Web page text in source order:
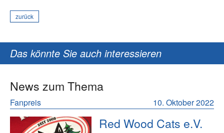
zurück
Das könnte Sie auch interessieren
News zum Thema
10. Oktober 2022
Fanpreis
Red Wood Cats e.V.